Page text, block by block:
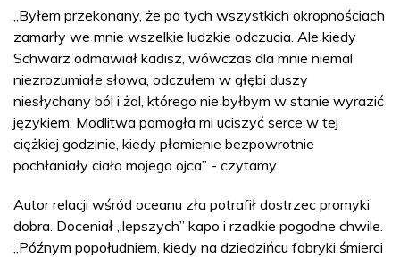
„Byłem przekonany, że po tych wszystkich okropnościach
zamarły we mnie wszelkie ludzkie odczucia. Ale kiedy
Schwarz odmawiał kadisz, wówczas dla mnie niemal
niezrozumiałe słowa, odczułem w głębi duszy
niesłychany ból i żal, którego nie byłbym w stanie wyrazić
językiem. Modlitwa pomogła mi uciszyć serce w tej
ciężkiej godzinie, kiedy płomienie bezpowrotnie
pochłaniały ciało mojego ojca” - czytamy.
Autor relacji wśród oceanu zła potrafił dostrzec promyki
dobra. Doceniał „lepszych” kapo i rzadkie pogodne chwile.
„Późnym popołudniem, kiedy na dziedzińcu fabryki śmierci